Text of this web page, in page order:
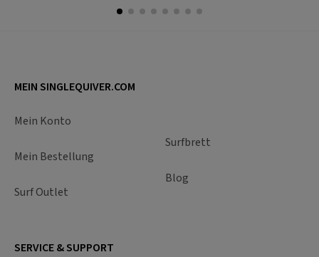
MEIN SINGLEQUIVER.COM
Mein Konto
Mein Bestellung
Surf Outlet
Surfbrett
Blog
SERVICE & SUPPORT